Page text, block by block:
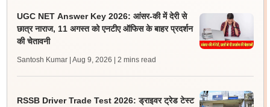
UGC NET Answer Key 2026: आंसर-की में देरी से
छात्र नाराज, 11 अगस्त को एनटीए ऑफिस के बाहर प्रदर्शन
की चेतावनी
Santosh Kumar | Aug 9, 2026 | 2 mins read
RSSB Driver Trade Test 2026: ड्राइवर ट्रेड टेस्ट